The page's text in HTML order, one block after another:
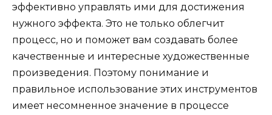
эффективно управлять ими для достижения
нужного эффекта. Это не только облегчит
процесс, но и поможет вам создавать более
качественные и интересные художественные
произведения. Поэтому понимание и
правильное использование этих инструментов
имеет несомненное значение в процессе